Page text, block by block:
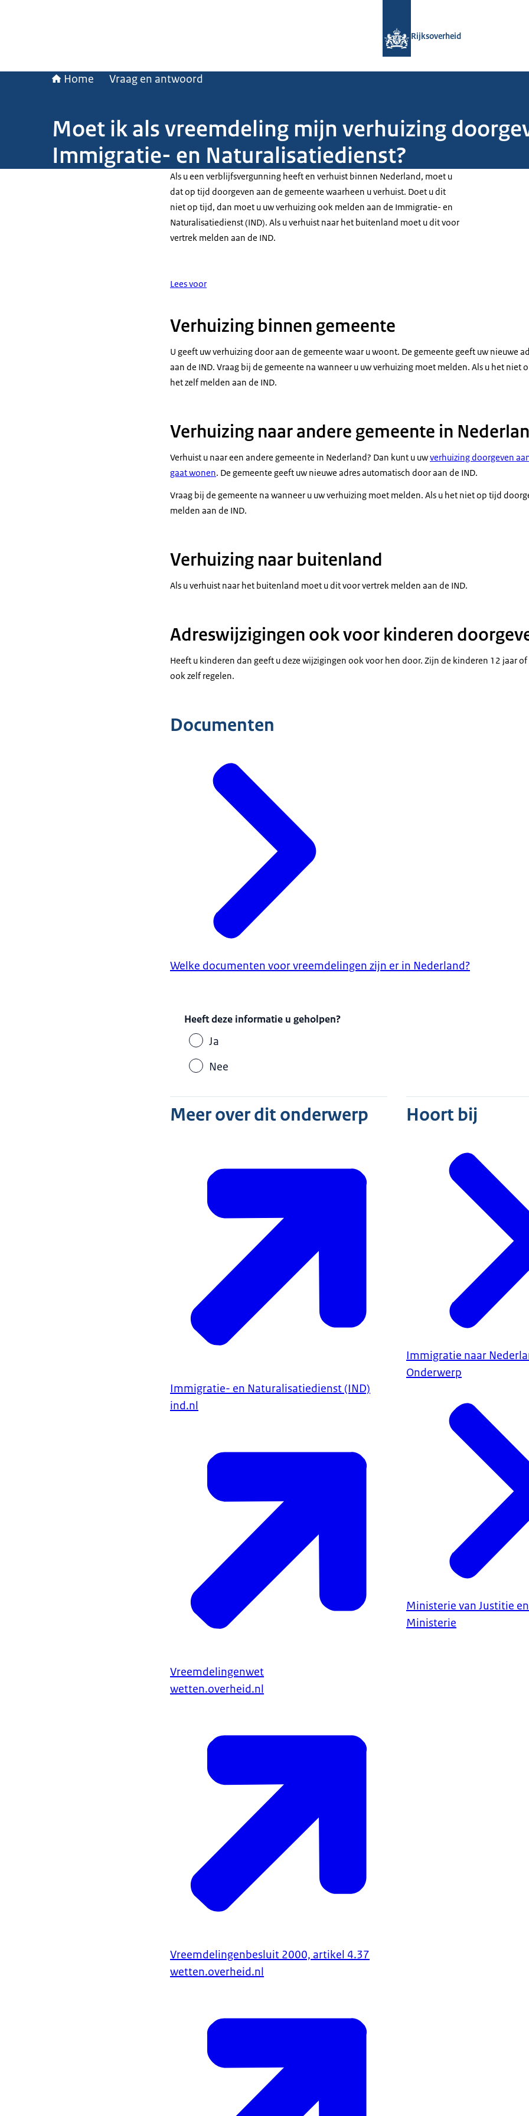
Rijksoverheid
Home Vraag en antwoord
Moet ik als vreemdeling mijn verhuizing
Immigratie- en Naturalisatiedienst?
Als u een verblijfsvergunning heeft en verhuist binnen Nederland, moet u
dat op tijd doorgeven aan de gemeente waarheen u verhuist. Doet u dit
niet op tijd, dan moet u uw verhuizing ook melden aan de Immigratie- en
Naturalisatiedienst (IND). Als u verhuist naar het buitenland moet u dit voor
vertrek melden aan de IND.
Lees voor
Verhuizing binnen gemeente
U geeft uw verhuizing door aan de gemeente waar u woont. De gemeente geeft uw nieuwe
aan de IND. Vraag bij de gemeente na wanneer u uw verhuizing moet melden. Als u het niet
het zelf melden aan de IND.
Verhuizing naar andere gemeente in
Verhuist u naar een andere gemeente in Nederland? Dan kunt u uwverhuizing doorgeven
gaat wonen. De gemeente geeft uw nieuwe adres automatisch door aan de IND.
Vraag bij de gemeente na wanneer u uw verhuizing moet melden. Als u het niet op tijd
melden aan de IND.
Verhuizing naar buitenland
Als u verhuist naar het buitenland moet u dit voor vertrek melden aan de IND.
Adreswijzigingen ook voor kinderen
Heeft u kinderen dan geeft u deze wijzigingen ook voor hen door. Zijn de kinderen 12 jaar
ook zelf regelen.
Documenten
Welke documenten voor vreemdelingen zijn er in Nederland?
Heeft deze informatie u geholpen?
Ja
Nee
Meer over dit onderwerp
Immigratie- en Naturalisatiedienst (IND)
ind.nl
Vreemdelingenwet
wetten.overheid.nl
Vreemdelingenbesluit 2000, artikel 4.37
wetten.overheid.nl
Hoort bij
Immigratie naar
Onderwerp
Ministerie van Justitie
Ministerie